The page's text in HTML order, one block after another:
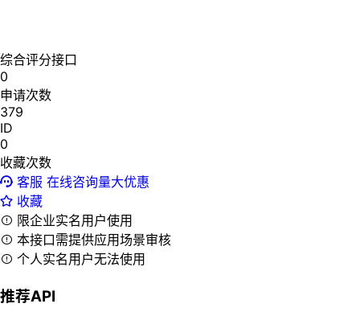
综合评分接口
0
申请次数
379
ID
0
收藏次数
客服 在线咨询量大优惠
收藏
限企业实名用户使用
本接口需提供应用场景审核
个人实名用户无法使用
推荐API